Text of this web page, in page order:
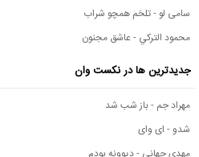
سامی لو - تلخم همچو شراب
محمود التركي - عاشق مجنون
جدیدترین ها در نکست وان
مهراد جم - باز شب شد
شدو - ای وای
مهدی جهانی - دیوونه بودم